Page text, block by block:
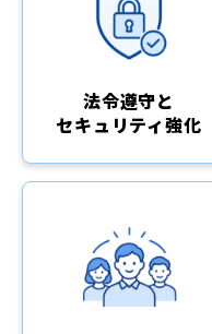
法令遵守と
セキュリティ強化